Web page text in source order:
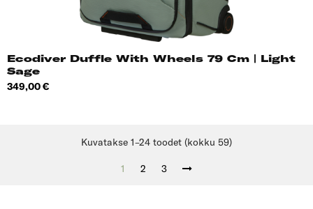
Ecodiver Duffle With Wheels 79 Cm | Light
Sage
Hind
349,00 €
Kuvatakse 1–24 toodet (kokku 59)
1 2 3